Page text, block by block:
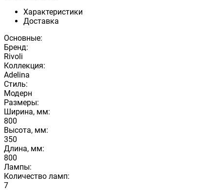
Характеристики
Доставка
Основные:
Бренд:
Rivoli
Коллекция:
Adelina
Стиль:
Модерн
Размеры:
Ширина, мм:
800
Высота, мм:
350
Длина, мм:
800
Лампы:
Количество ламп:
7